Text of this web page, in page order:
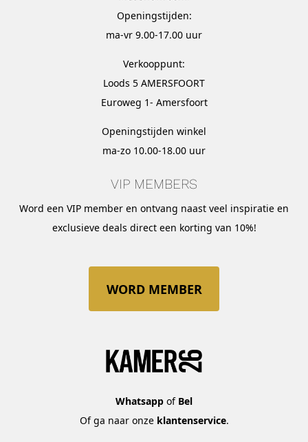
Openingstijden:
ma-vr 9.00-17.00 uur
Verkooppunt:
Loods 5 AMERSFOORT
Euroweg 1- Amersfoort
Openingstijden winkel
ma-zo 10.00-18.00 uur
VIP MEMBERS
Word een VIP member en ontvang naast veel inspiratie en
exclusieve deals direct een korting van 10%!
WORD MEMBER
Whatsapp of Bel
Of ga naar onze klantenservice.